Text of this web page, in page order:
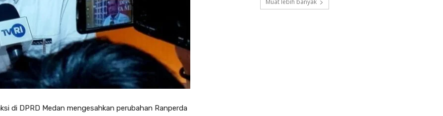
di DPRD Medan mengesahkan perubahan Ranperda